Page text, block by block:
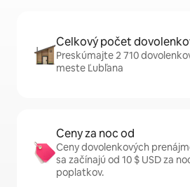
Celkový počet
Preskúmajte 2 710
meste Ľubľana
Ceny za noc od
Ceny dovolenkových
sa začínajú od 10 $ USD za
poplatkov.